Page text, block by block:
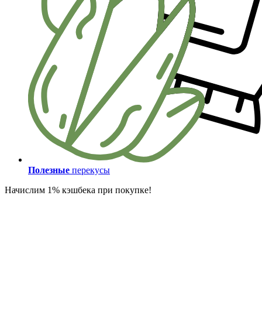
Полезные перекусы
Начислим 1% кэшбека при покупке!